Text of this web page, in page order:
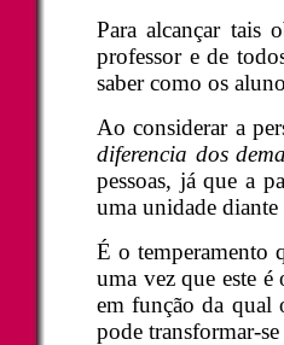
Para alcançar tais
professor e de
saber como os
Ao considerar a
diferencia dos
pessoas, já que a
uma unidade
É o temperamento
uma vez que este é
em função da qual
pode transformar-